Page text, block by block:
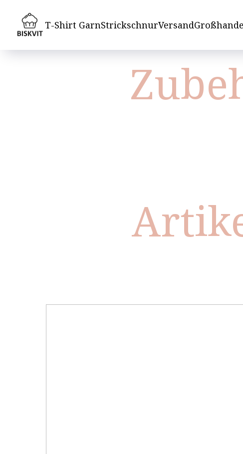
T-Shirt GarnStrickschnurVersand